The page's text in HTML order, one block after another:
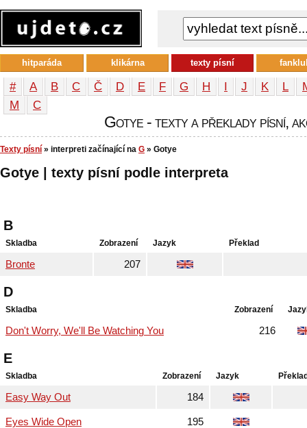
# A B C Č D E F G H I J K L
М
С
Gotye - texty a překlady písní,
Texty písní » interpreti začínající na G » Gotye
Gotye | texty písní podle interpreta
B
Skladba Zobrazení Jazyk Překlad
Bronte 207
D
Skladba Zobrazení
Don't Worry, We'll Be Watching You 216
E
Skladba Zobrazení Jazyk
Easy Way Out 184
Eyes Wide Open 195
hitparáda klikárna texty písní